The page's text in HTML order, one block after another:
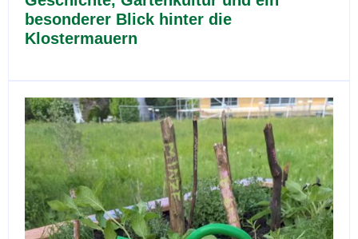
besonderer Blick hinter die
Klostermauern